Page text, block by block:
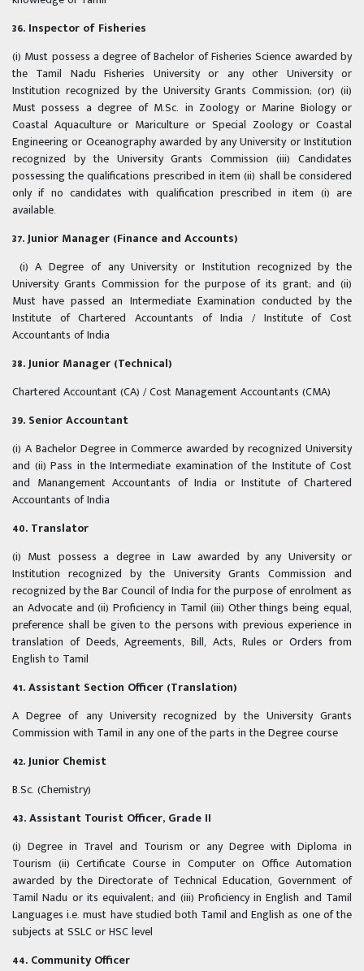
36. Inspector of Fisheries
(i) Must possess a degree of Bachelor of Fisheries Science awarded by
the Tamil Nadu Fisheries University or any other University or
Institution recognized by the University Grants Commission; (or) (ii)
Must possess a degree of M.Sc. in Zoology or Marine Biology or
Coastal Aquaculture or Mariculture or Special Zoology or Coastal
Engineering or Oceanography awarded by any University or Institution
recognized by the University Grants Commission (iii) Candidates
possessing the qualifications prescribed in item (ii) shall be considered
only if no candidates with qualification prescribed in item (i) are
available.
37. Junior Manager (Finance and Accounts)
(i) A Degree of any University or Institution recognized by the
University Grants Commission for the purpose of its grant; and (ii)
Must have passed an Intermediate Examination conducted by the
Institute of Chartered Accountants of India / Institute of Cost
Accountants of India
38. Junior Manager (Technical)
Chartered Accountant (CA) / Cost Management Accountants (CMA)
39. Senior Accountant
(i) A Bachelor Degree in Commerce awarded by recognized University
and (ii) Pass in the Intermediate examination of the Institute of Cost
and Manangement Accountants of India or Institute of Chartered
Accountants of India
40. Translator
(i) Must possess a degree in Law awarded by any University or
Institution recognized by the University Grants Commission and
recognized by the Bar Council of India for the purpose of enrolment as
an Advocate and (ii) Proficiency in Tamil (iii) Other things being equal,
preference shall be given to the persons with previous experience in
translation of Deeds, Agreements, Bill, Acts, Rules or Orders from
English to Tamil
41. Assistant Section Officer (Translation)
A Degree of any University recognized by the University Grants
Commission with Tamil in any one of the parts in the Degree course
42. Junior Chemist
B.Sc. (Chemistry)
43. Assistant Tourist Officer, Grade II
(i) Degree in Travel and Tourism or any Degree with Diploma in
Tourism (ii) Certificate Course in Computer on Office Automation
awarded by the Directorate of Technical Education, Government of
Tamil Nadu or its equivalent; and (iii) Proficiency in English and Tamil
Languages i.e. must have studied both Tamil and English as one of the
subjects at SSLC or HSC level
44. Community Officer